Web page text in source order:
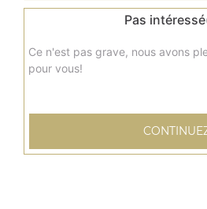
panuzzo jambon, panuzzo
+
Pas
Ce n'est pas grave, nous avons
pour vous!